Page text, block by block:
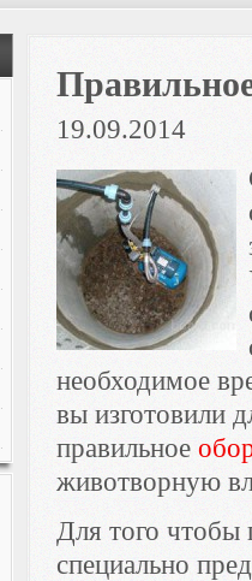
19.09.2014
необходимое
вы изготовили
правильное
животворную
Для того чтобы
специально